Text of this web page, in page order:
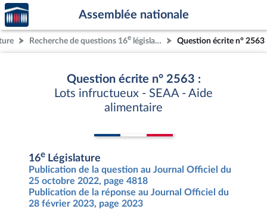
Aller au contenu
Aller en bas de la page
Accèder
à la
page
d'accueil
Assemblée nationale
Recherche de questions 16e législature Question écrite n° 2563
Question écrite n° 2563 :
Lots infructueux - SEAA - Aide
alimentaire
16e Législature
Publication de la question au Journal Officiel du
25 octobre 2022, page 4818
Publication de la réponse au Journal Officiel du
28 février 2023, page 2023